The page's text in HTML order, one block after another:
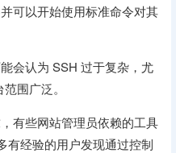
可以开始使用标准命令对其
会认为 SSH 过于复杂，尤
围广泛。
有些网站管理员依赖的工具
有经验的用户发现通过控制